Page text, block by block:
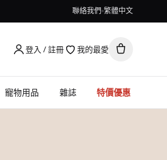
聯絡我們 繁體中文
登入 / 註冊 我的最愛
寵物用品 雜誌 特價優惠